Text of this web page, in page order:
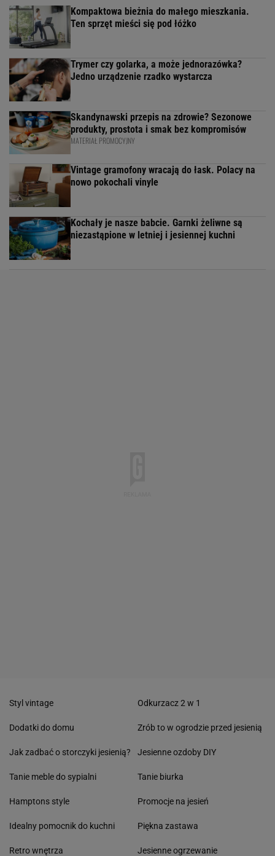
Kompaktowa bieżnia do małego mieszkania.
Ten sprzęt mieści się pod łóżko
Trymer czy golarka, a może jednorazówka?
Jedno urządzenie rzadko wystarcza
Skandynawski przepis na zdrowie? Sezonowe
produkty, prostota i smak bez kompromisów
MATERIAŁ PROMOCYJNY
Vintage gramofony wracają do łask. Polacy na
nowo pokochali vinyle
Kochały je nasze babcie. Garnki żeliwne są
niezastąpione w letniej i jesiennej kuchni
Styl vintage
Dodatki do domu
Jak zadbać o storczyki jesienią?
Tanie meble do sypialni
Hamptons style
Idealny pomocnik do kuchni
Retro wnętrza
Odkurzacz 2 w 1
Zrób to w ogrodzie przed jesienią
Jesienne ozdoby DIY
Tanie biurka
Promocje na jesień
Piękna zastawa
Jesienne ogrzewanie